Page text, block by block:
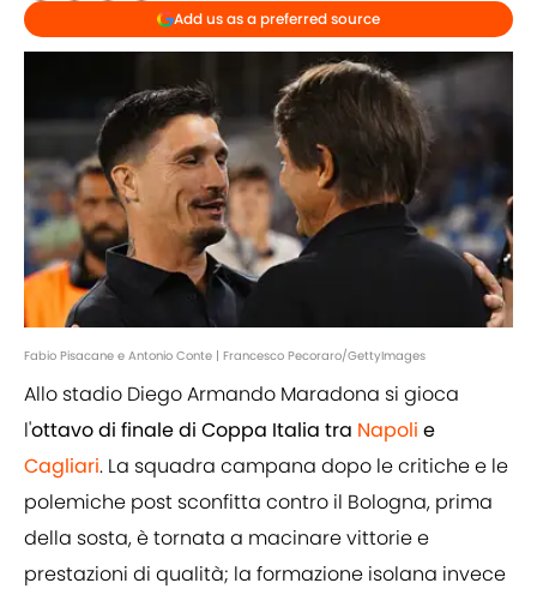
Add us as a preferred source
Fabio Pisacane e Antonio Conte | Francesco Pecoraro/GettyImages
Allo stadio Diego Armando Maradona si gioca
l'ottavo di finale di Coppa Italia tra Napoli e
Cagliari. La squadra campana dopo le critiche e le
polemiche post sconfitta contro il Bologna, prima
della sosta, è tornata a macinare vittorie e
prestazioni di qualità; la formazione isolana invece